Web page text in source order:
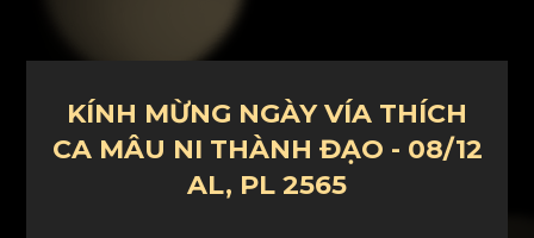
KÍNH MỪNG NGÀY VÍA THÍCH
CA MÂU NI THÀNH ĐẠO - 08/12
AL, PL 2565